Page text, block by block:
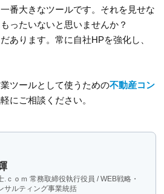
番大きなツールです。それを見せな
ったいないと思いませんか？
あります。常に自社HPを強化し、
ツールとして使うための不動産コン
にご相談ください。
.ｃｏｍ 常務取締役執行役員 / WEB戦略・
サルティング事業統括